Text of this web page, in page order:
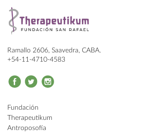
Ramallo 2606, Saavedra, CABA.
+54-11-4710-4583
Fundación
Therapeutikum
Antroposofía